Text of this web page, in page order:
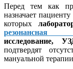
Перед тем как
назначает
которых
резонансная
исследование,
подтвердят
мануальной